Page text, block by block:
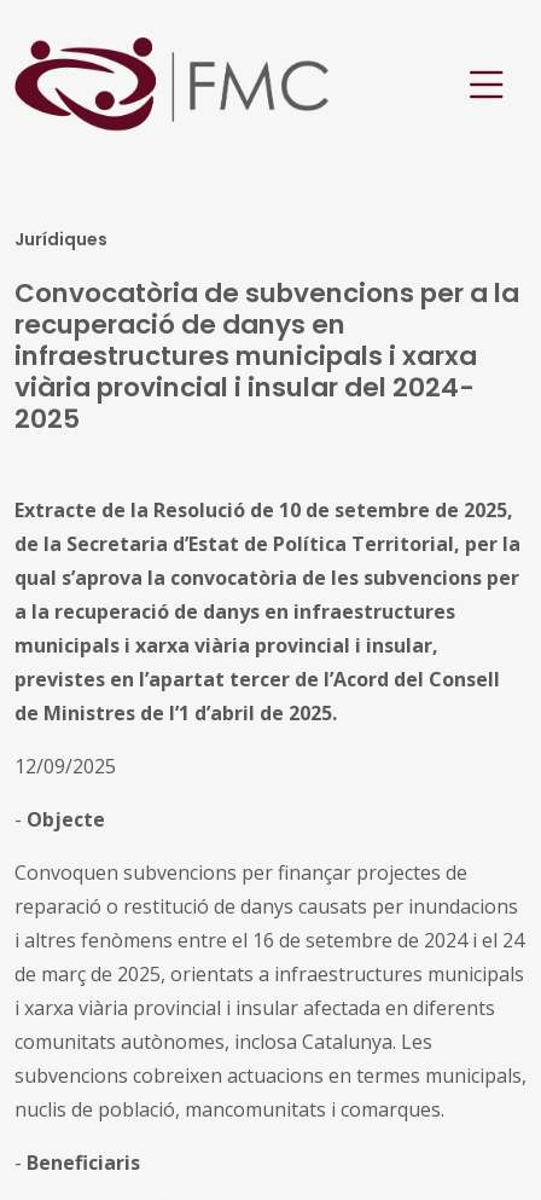
Jurídiques
Convocatòria de subvencions per a la
recuperació de danys en
infraestructures municipals i xarxa
viària provincial i insular del 2024-
2025
Extracte de la Resolució de 10 de setembre de 2025,
de la Secretaria d’Estat de Política Territorial, per la
qual s’aprova la convocatòria de les subvencions per
a la recuperació de danys en infraestructures
municipals i xarxa viària provincial i insular,
previstes en l’apartat tercer de l’Acord del Consell
de Ministres de l’1 d’abril de 2025.
12/09/2025
- Objecte
Convoquen subvencions per finançar projectes de
reparació o restitució de danys causats per inundacions
i altres fenòmens entre el 16 de setembre de 2024 i el 24
de març de 2025, orientats a infraestructures municipals
i xarxa viària provincial i insular afectada en diferents
comunitats autònomes, inclosa Catalunya. Les
subvencions cobreixen actuacions en termes municipals,
nuclis de població, mancomunitats i comarques.
- Beneficiaris